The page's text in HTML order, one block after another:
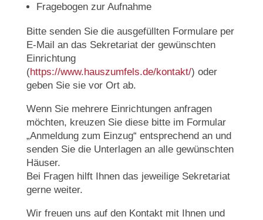
Fragebogen zur Aufnahme
Bitte senden Sie die ausgefüllten Formulare per
E-Mail an das Sekretariat der gewünschten
Einrichtung
(https://www.hauszumfels.de/kontakt/) oder
geben Sie sie vor Ort ab.
Wenn Sie mehrere Einrichtungen anfragen
möchten, kreuzen Sie diese bitte im Formular
„Anmeldung zum Einzug“ entsprechend an und
senden Sie die Unterlagen an alle gewünschten
Häuser.
Bei Fragen hilft Ihnen das jeweilige Sekretariat
gerne weiter.
Wir freuen uns auf den Kontakt mit Ihnen und